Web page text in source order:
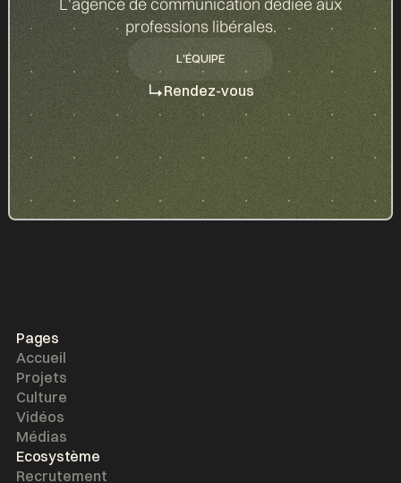
professions libérales.
L'ÉQUIPE
L'ÉQUIPE
Rendez-vous
Pages
Accueil
Projets
Culture
Vidéos
Médias
Ecosystème
Recrutement